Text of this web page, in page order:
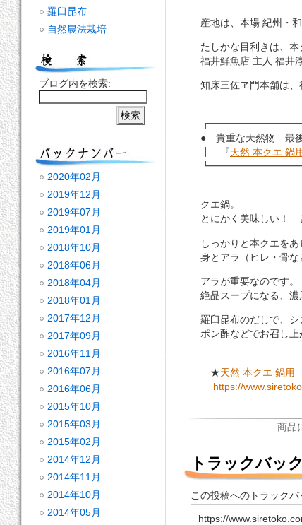
産地は、本場 紀州・和
たしかな目利きは、本
福井鮮魚店 主人 福井
知床三佐ヱ門本舗は、
● 貴重な天然物 最後
┃ 『天然 本クエ 鍋
クエ鍋。
とにかく美味しい！
しっかりと本クエをあ
身とアラ（ヒレ・骨な
アラが重要なのです。
絶品スープになる、濃
羅臼昆布のだしで、シ
ポン酢などでお召し上
★天然 本クエ 鍋用
https://
商品
トラックバック
この投稿へのトラックバ
https://
羅臼昆布
自然農法栽培
ブログ内を検索:
2020年02月
2019年12月
2019年07月
2019年01月
2018年10月
2018年06月
2018年04月
2018年01月
2017年12月
2017年09月
2016年11月
2016年07月
2016年06月
2015年10月
2015年03月
2015年02月
2014年12月
2014年11月
2014年10月
2014年05月